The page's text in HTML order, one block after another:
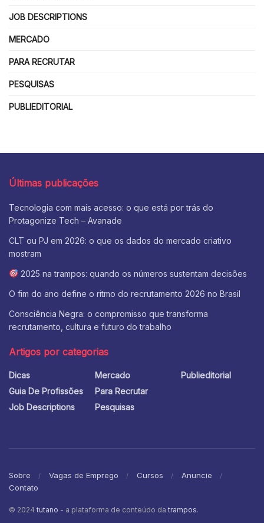
JOB DESCRIPTIONS
MERCADO
PARA RECRUTAR
PESQUISAS
PUBLIEDITORIAL
Últimas publicações
Tecnologia com mais acesso: o que está por trás do
Protagonize Tech – Avanade
CLT ou PJ em 2026: o que os dados do mercado criativo
mostram
2025 na trampos: quando os números sustentam decisões
O fim do ano define o ritmo do recrutamento 2026 no Brasil
Consciência Negra: o compromisso que transforma
recrutamento, cultura e futuro do trabalho
Artigos por categorias
Dicas
Guia De Profissões
Job Descriptions
Mercado
Para Recrutar
Pesquisas
Publieditorial
Sobre Vagas de Emprego Cursos
Anuncie
Contato
© 2024 tutano - a plataforma de conteúdo da trampos.